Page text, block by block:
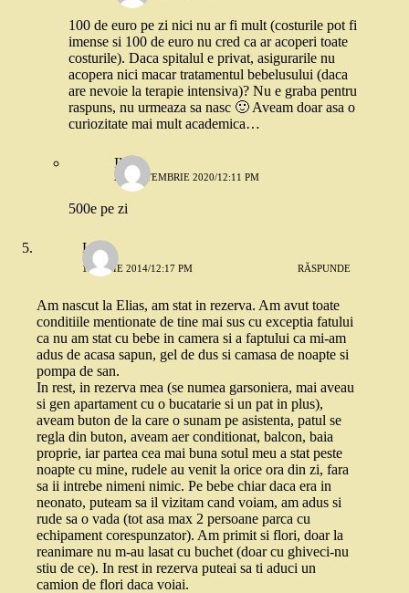
100 de euro pe zi nici nu ar fi mult (costurile pot fi
imense si 100 de euro nu cred ca ar acoperi toate
costurile). Daca spitalul e privat, asigurarile nu
acopera nici macar tratamentul bebelusului (daca
are nevoie la terapie intensiva)? Nu e graba pentru
raspuns, nu urmeaza sa nasc 🙂 Aveam doar asa o
curiozitate mai mult academica…
Ilona
23 SEPTEMBRIE 2020/12:11 PM
500e pe zi
Liz
15 IULIE 2014/12:17 PM RĂSPUNDE
Am nascut la Elias, am stat in rezerva. Am avut toate
conditiile mentionate de tine mai sus cu exceptia fatului
ca nu am stat cu bebe in camera si a faptului ca mi-am
adus de acasa sapun, gel de dus si camasa de noapte si
pompa de san.
In rest, in rezerva mea (se numea garsoniera, mai aveau
si gen apartament cu o bucatarie si un pat in plus),
aveam buton de la care o sunam pe asistenta, patul se
regla din buton, aveam aer conditionat, balcon, baia
proprie, iar partea cea mai buna sotul meu a stat peste
noapte cu mine, rudele au venit la orice ora din zi, fara
sa ii intrebe nimeni nimic. Pe bebe chiar daca era in
neonato, puteam sa il vizitam cand voiam, am adus si
rude sa o vada (tot asa max 2 persoane parca cu
echipament corespunzator). Am primit si flori, doar la
reanimare nu m-au lasat cu buchet (doar cu ghiveci-nu
stiu de ce). In rest in rezerva puteai sa ti aduci un
camion de flori daca voiai.